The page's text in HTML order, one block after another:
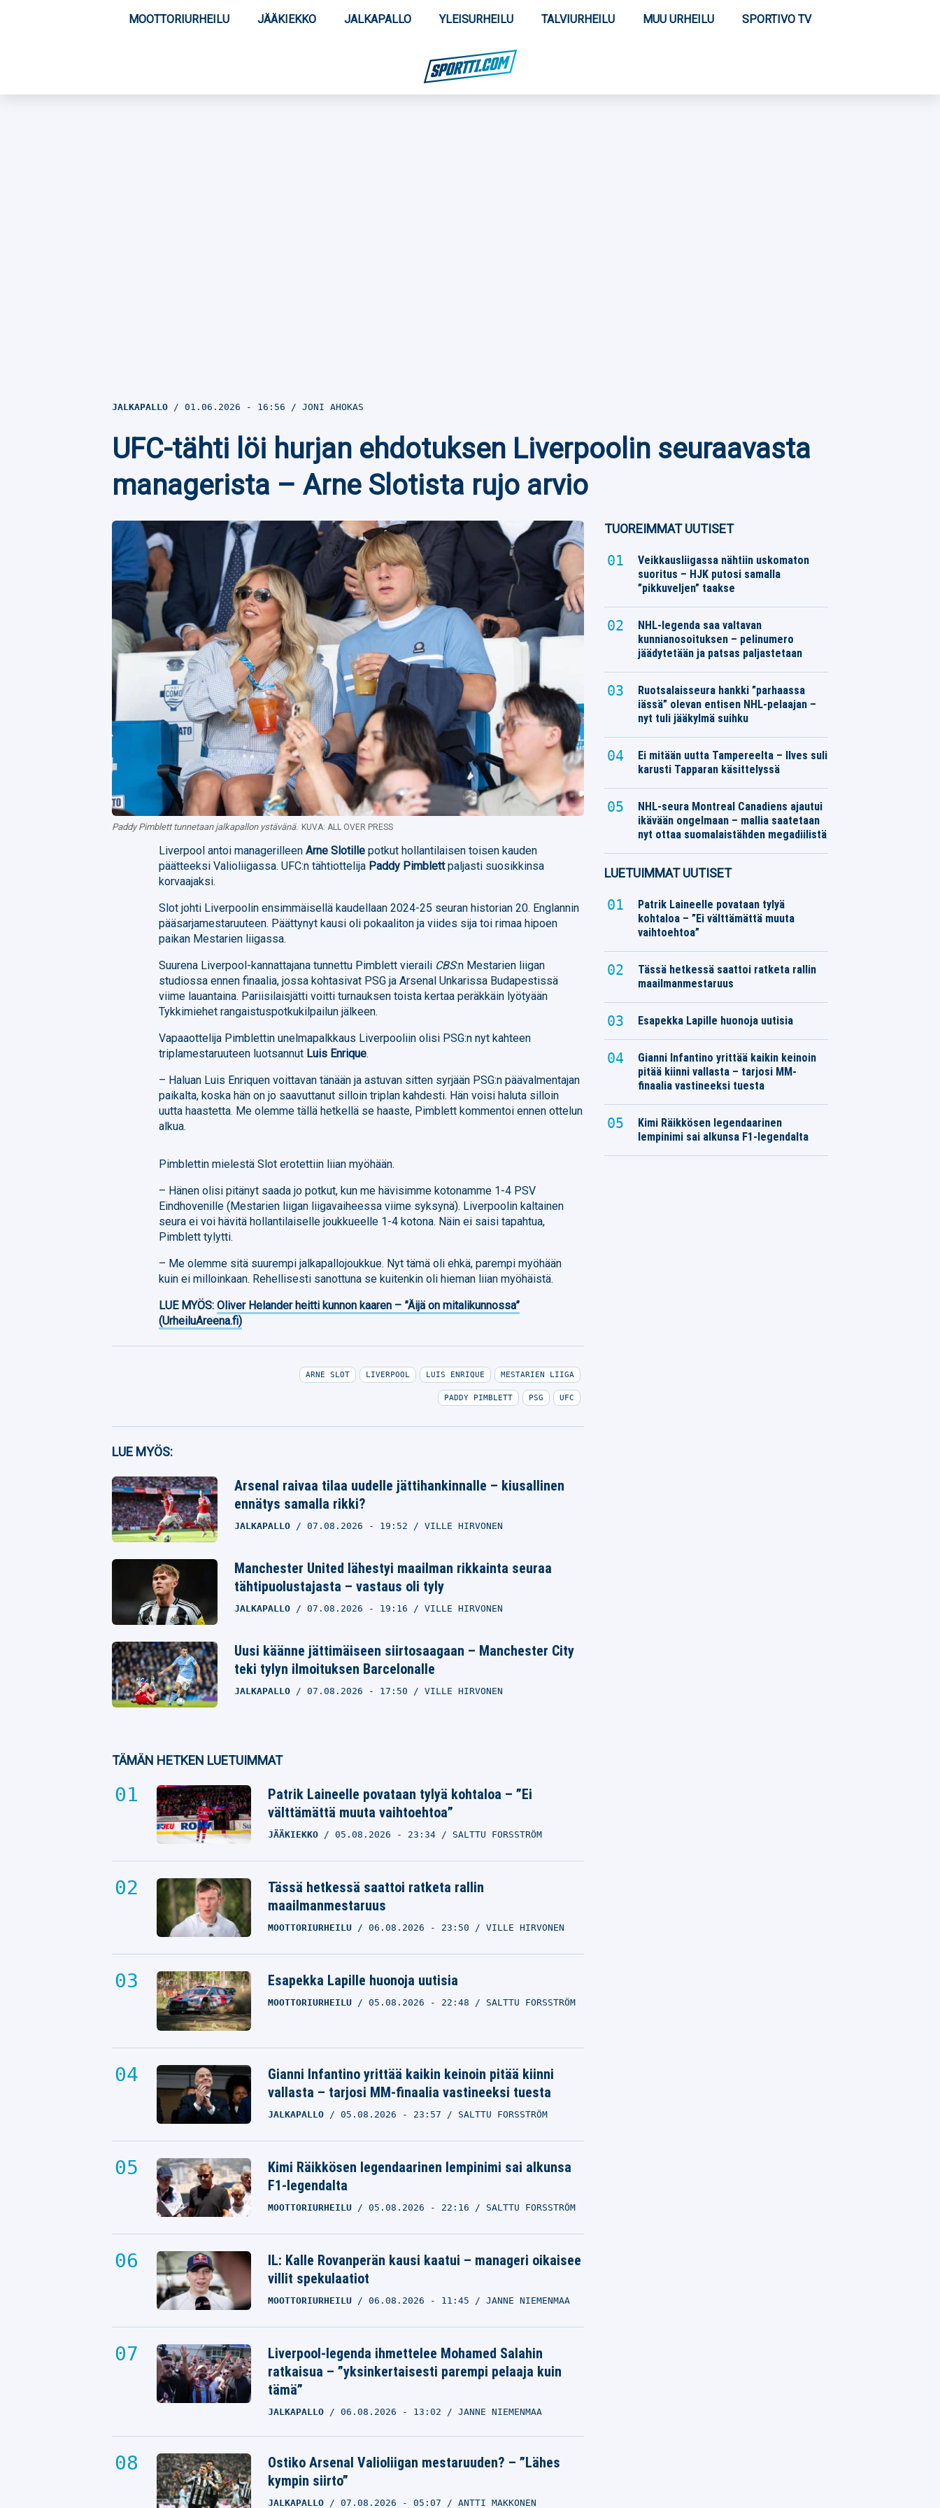
MOOTTORIURHEILU JÄÄKIEKKO JALKAPALLO YLEISURHEILU TALVIURHEILU MUU URHEILU SPORTIVO TV
JALKAPALLO 01.06.2026 - 16:56 JONI AHOKAS
UFC-tähti löi hurjan ehdotuksen Liverpoolin seuraavasta
managerista – Arne Slotista rujo arvio
Paddy Pimblett tunnetaan jalkapallon ystävänä. KUVA: ALL OVER PRESS
Liverpool antoi managerilleenArne Slotille potkut hollantilaisen toisen kauden
päätteeksi Valioliigassa. UFC:n tähtiottelija Paddy Pimblettpaljasti suosikkinsa
korvaajaksi.
Slot johti Liverpoolin ensimmäisellä kaudellaan 2024-25 seuran historian 20. Englannin
pääsarjamestaruuteen. Päättynyt kausi oli pokaaliton ja viides sija toi rimaa hipoen
paikan Mestarien liigassa.
Suurena Liverpool-kannattajana tunnettu Pimblett vieraili CBS:n Mestarien liigan
studiossa ennen finaalia, jossa kohtasivat PSG ja Arsenal Unkarissa Budapestissä
viime lauantaina. Pariisilaisjätti voitti turnauksen toista kertaa peräkkäin lyötyään
Tykkimiehet rangaistuspotkukilpailun jälkeen.
Vapaaottelija Pimblettin unelmapalkkaus Liverpooliin olisi PSG:n nyt kahteen
triplamestaruuteen luotsannut Luis Enrique.
– Haluan Luis Enriquen voittavan tänään ja astuvan sitten syrjään PSG:n päävalmentajan
paikalta, koska hän on jo saavuttanut silloin triplan kahdesti. Hän voisi haluta silloin
uutta haastetta. Me olemme tällä hetkellä se haaste, Pimblett kommentoi ennen ottelun
alkua.
Pimblettin mielestä Slot erotettiin liian myöhään.
– Hänen olisi pitänyt saada jo potkut, kun me hävisimme kotonamme 1-4 PSV
Eindhovenille (Mestarien liigan liigavaiheessa viime syksynä). Liverpoolin kaltainen
seura ei voi hävitä hollantilaiselle joukkueelle 1-4 kotona. Näin ei saisi tapahtua,
Pimblett tylytti.
– Me olemme sitä suurempi jalkapallojoukkue. Nyt tämä oli ehkä, parempi myöhään
kuin ei milloinkaan. Rehellisesti sanottuna se kuitenkin oli hieman liian myöhäistä.
LUE MYÖS:Oliver Helander heitti kunnon kaaren – ”Äijä on mitalikunnossa”
(UrheiluAreena.fi)
Whatsapp
ARNE SLOT LIVERPOOL LUIS ENRIQUE MESTARIEN LIIGA
PADDY PIMBLETT PSG UFC
LUE MYÖS:
Arsenal raivaa tilaa uudelle jättihankinnalle – kiusallinen
ennätys samalla rikki?
JALKAPALLO 07.08.2026 - 19:52 VILLE HIRVONEN
Manchester United lähestyi maailman rikkainta seuraa
tähtipuolustajasta – vastaus oli tyly
JALKAPALLO 07.08.2026 - 19:16 VILLE HIRVONEN
Uusi käänne jättimäiseen siirtosaagaan – Manchester City
teki tylyn ilmoituksen Barcelonalle
JALKAPALLO 07.08.2026 - 17:50 VILLE HIRVONEN
TÄMÄN HETKEN LUETUIMMAT
Patrik Laineelle povataan tylyä kohtaloa – ”Ei
välttämättä muuta vaihtoehtoa”
JÄÄKIEKKO 05.08.2026 - 23:34 SALTTU FORSSTRÖM
Tässä hetkessä saattoi ratketa rallin
maailmanmestaruus
MOOTTORIURHEILU 06.08.2026 - 23:50 VILLE HIRVONEN
Esapekka Lapille huonoja uutisia
MOOTTORIURHEILU 05.08.2026 - 22:48 SALTTU FORSSTRÖM
Gianni Infantino yrittää kaikin keinoin pitää kiinni
vallasta – tarjosi MM-finaalia vastineeksi tuesta
JALKAPALLO 05.08.2026 - 23:57 SALTTU FORSSTRÖM
Kimi Räikkösen legendaarinen lempinimi sai alkunsa
F1-legendalta
MOOTTORIURHEILU 05.08.2026 - 22:16 SALTTU FORSSTRÖM
IL: Kalle Rovanperän kausi kaatui – manageri oikaisee
villit spekulaatiot
MOOTTORIURHEILU 06.08.2026 - 11:45 JANNE NIEMENMAA
Liverpool-legenda ihmettelee Mohamed Salahin
ratkaisua – ”yksinkertaisesti parempi pelaaja kuin
tämä”
JALKAPALLO 06.08.2026 - 13:02 JANNE NIEMENMAA
Ostiko Arsenal Valioliigan mestaruuden? – ”Lähes
kympin siirto”
JALKAPALLO 07.08.2026 - 05:07 ANTTI MAKKONEN
TUOREIMMAT UUTISET
Veikkausliigassa nähtiin uskomaton
suoritus – HJK putosi samalla
”pikkuveljen” taakse
NHL-legenda saa valtavan
kunnianosoituksen – pelinumero
jäädytetään ja patsas paljastetaan
Ruotsalaisseura hankki ”parhaassa
iässä” olevan entisen NHL-pelaajan –
nyt tuli jääkylmä suihku
Ei mitään uutta Tampereelta – Ilves suli
karusti Tapparan käsittelyssä
NHL-seura Montreal Canadiens ajautui
ikävään ongelmaan – mallia saatetaan
nyt ottaa suomalaistähden megadiilistä
LUETUIMMAT UUTISET
Patrik Laineelle povataan tylyä
kohtaloa – ”Ei välttämättä muuta
vaihtoehtoa”
Tässä hetkessä saattoi ratketa rallin
maailmanmestaruus
Esapekka Lapille huonoja uutisia
Gianni Infantino yrittää kaikin keinoin
pitää kiinni vallasta – tarjosi MM-
finaalia vastineeksi tuesta
Kimi Räikkösen legendaarinen
lempinimi sai alkunsa F1-legendalta